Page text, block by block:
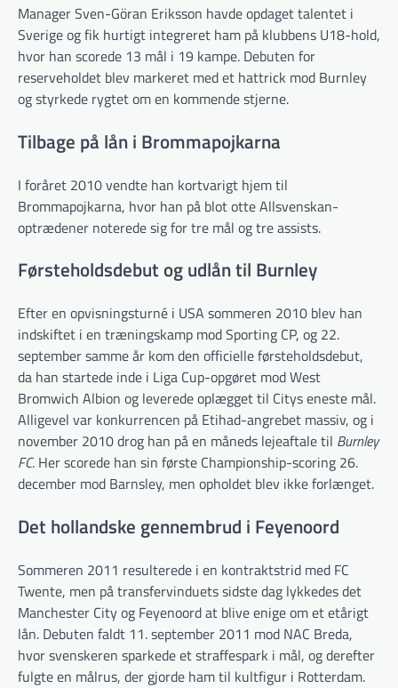
Manager Sven-Göran Eriksson havde opdaget talentet i
Sverige og fik hurtigt integreret ham på klubbens U18-hold,
hvor han scorede 13 mål i 19 kampe. Debuten for
reserveholdet blev markeret med et hattrick mod Burnley
og styrkede rygtet om en kommende stjerne.
Tilbage på lån i Brommapojkarna
I foråret 2010 vendte han kortvarigt hjem til
Brommapojkarna, hvor han på blot otte Allsvenskan-
optrædener noterede sig for tre mål og tre assists.
Førsteholdsdebut og udlån til Burnley
Efter en opvisningsturné i USA sommeren 2010 blev han
indskiftet i en træningskamp mod Sporting CP, og 22.
september samme år kom den officielle førsteholdsdebut,
da han startede inde i Liga Cup-opgøret mod West
Bromwich Albion og leverede oplægget til Citys eneste mål.
Alligevel var konkurrencen på Etihad-angrebet massiv, og i
november 2010 drog han på en måneds lejeaftale til Burnley
FC. Her scorede han sin første Championship-scoring 26.
december mod Barnsley, men opholdet blev ikke forlænget.
Det hollandske gennembrud i Feyenoord
Sommeren 2011 resulterede i en kontraktstrid med FC
Twente, men på transfervinduets sidste dag lykkedes det
Manchester City og Feyenoord at blive enige om et etårigt
lån. Debuten faldt 11. september 2011 mod NAC Breda,
hvor svenskeren sparkede et straffespark i mål, og derefter
fulgte en målrus, der gjorde ham til kultfigur i Rotterdam.